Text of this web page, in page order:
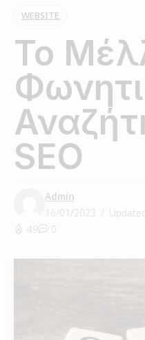
WEBSITE
Το
SEO
Admin
16/01/2023
49
0